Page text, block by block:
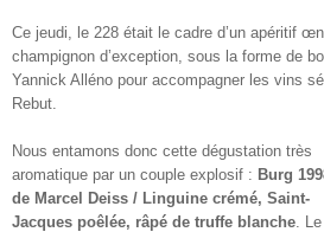
Ce jeudi, le 228 était le cadre d’un apéritif
champignon d’exception, sous la forme de
Yannick Alléno pour accompagner les vins
Rebut.
Nous entamons donc cette dégustation très
aromatique par un couple explosif : Burg
de Marcel Deiss / Linguine crémé, Saint-
Jacques poêlée, râpé de truffe blanche .